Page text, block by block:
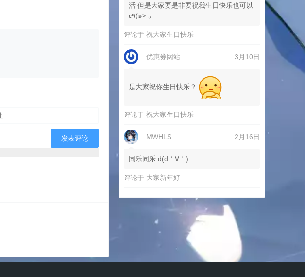
活 但是大家要是非要祝我生日快乐也可以
ε٩(๑> ₃
评论于祝大家生日快乐
优惠券网站 3月10日
是大家祝你生日快乐？
评论于祝大家生日快乐
MWHLS 2月16日
同乐同乐 d(d＇∀＇)
评论于 大家新年好